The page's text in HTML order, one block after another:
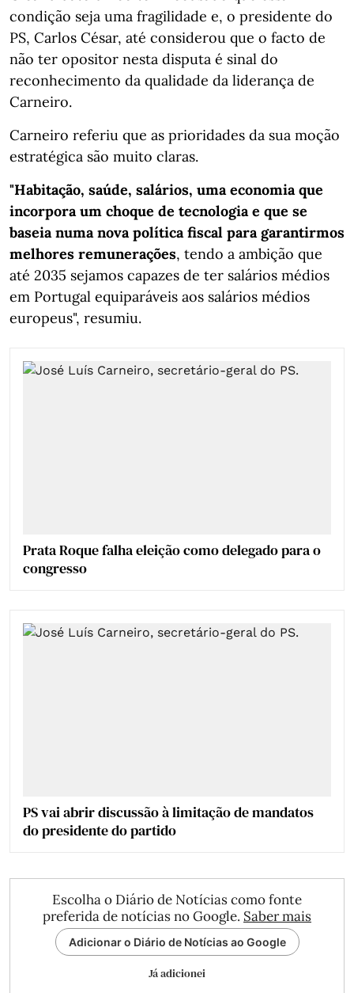
condição seja uma fragilidade e, o presidente do
PS, Carlos César, até considerou que o facto de
não ter opositor nesta disputa é sinal do
reconhecimento da qualidade da liderança de
Carneiro.
Carneiro referiu que as prioridades da sua moção
estratégica são muito claras.
"Habitação, saúde, salários, uma economia que
incorpora um choque de tecnologia e que se
baseia numa nova política fiscal para garantirmos
melhores remunerações, tendo a ambição que
até 2035 sejamos capazes de ter salários médios
em Portugal equiparáveis aos salários médios
europeus", resumiu.
Prata Roque falha eleição como delegado para o
congresso
PS vai abrir discussão à limitação de mandatos
do presidente do partido
Escolha o Diário de Notícias como fonte
preferida de notícias no Google. Saber mais
Adicionar o Diário de Notícias ao Google
Já adicionei